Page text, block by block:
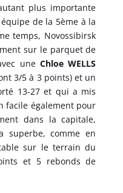
plus importante
de la 5ème à la
temps, Novossibirsk
sur le parquet de
une Chloe WELLS
3/5 à 3 points) et un
13-27 et qui a mis
facile également pour
dans la capitale,
superbe, comme en
sur le terrain du
et 5 rebonds de